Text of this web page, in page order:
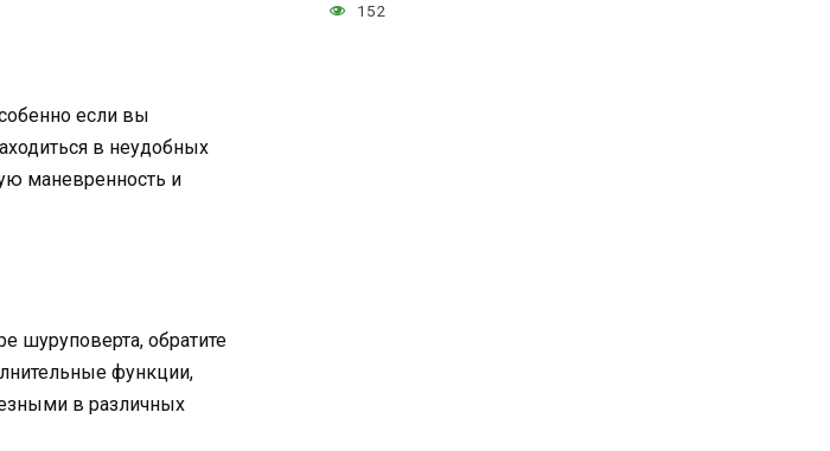
если вы
в неудобных
маневренность и
шуруповерта, обратите
функции,
в различных
152